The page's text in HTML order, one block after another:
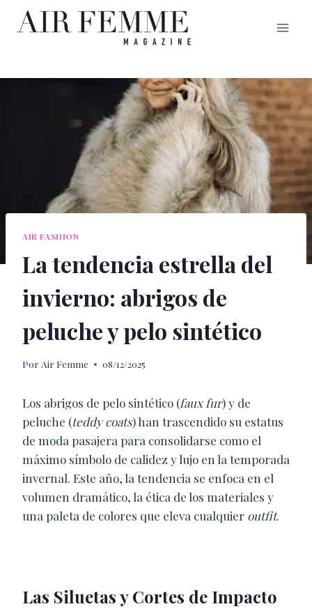
Saltar
AIR FASHION
La tendencia estrella del
invierno: abrigos de
peluche y pelo sintético
Por Air Femme 08/12/2025
Los abrigos de pelo sintético (faux fur) y de
peluche (teddy coats) han trascendido su estatus
de moda pasajera para consolidarse como el
máximo símbolo de calidez y lujo en la temporada
invernal. Este año, la tendencia se enfoca en el
volumen dramático, la ética de los materiales y
una paleta de colores que eleva cualquier outfit.
Las Siluetas y Cortes de Impacto